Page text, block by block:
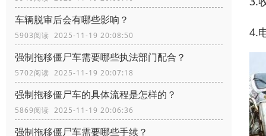
车辆脱审后会有哪些影响？
5903阅读 2025-11-19 20:08:50
强制拖移僵尸车需要哪些执法部门配合？
5702阅读 2025-11-19 20:07:18
强制拖移僵尸车的具体流程是怎样的？
5869阅读 2025-11-19 20:06:36
强制拖移僵尸车需要哪些手续？
4.